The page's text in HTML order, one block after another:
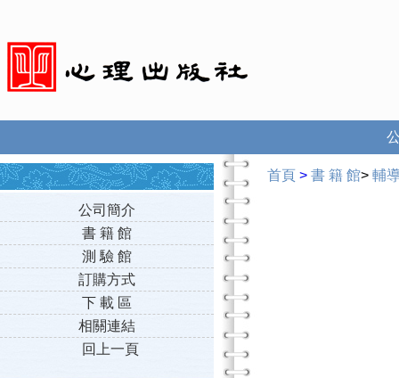
公司簡介
書 籍 館
測 驗 館
訂購方式
下 載 區
相關連結
回上一頁
首頁 > 書 籍 館> 輔